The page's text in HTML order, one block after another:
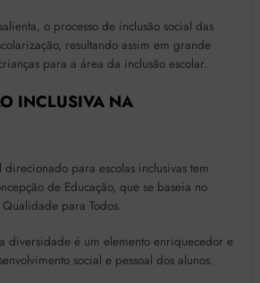
o processo de inclusão social das
resultando assim em grande
para a área da inclusão escolar.
INCLUSIVA NA
para escolas inclusivas tem
de Educação, que se baseia no
para Todos.
diversidade é um elemento enriquecedor e
social e pessoal dos alunos.